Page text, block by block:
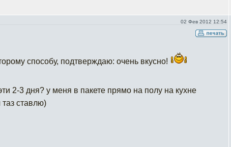
02 Фев 2012 12:54
способу, подтверждаю: очень вкусно!
2-3 дня? у меня в пакете прямо на полу на кухне
ставлю)